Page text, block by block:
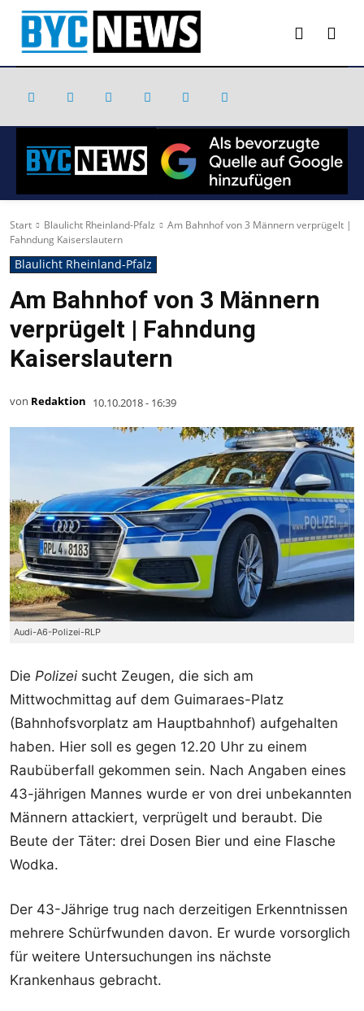
Start Blaulicht Rheinland-Pfalz
Am Bahnhof von 3 Männern verprügelt |
Fahndung Kaiserslautern
Blaulicht Rheinland-Pfalz
Am Bahnhof von 3 Männern
verprügelt | Fahndung
Kaiserslautern
von Redaktion 10.10.2018 - 16:39
Audi-A6-Polizei-RLP
Die Polizei sucht Zeugen, die sich am
Mittwochmittag auf dem Guimaraes-Platz
(Bahnhofsvorplatz am Hauptbahnhof) aufgehalten
haben. Hier soll es gegen 12.20 Uhr zu einem
Raubüberfall gekommen sein. Nach Angaben eines
43-jährigen Mannes wurde er von drei unbekannten
Männern attackiert, verprügelt und beraubt. Die
Beute der Täter: drei Dosen Bier und eine Flasche
Wodka.
Der 43-Jährige trug nach derzeitigen Erkenntnissen
mehrere Schürfwunden davon. Er wurde vorsorglich
für weitere Untersuchungen ins nächste
Krankenhaus gebracht.